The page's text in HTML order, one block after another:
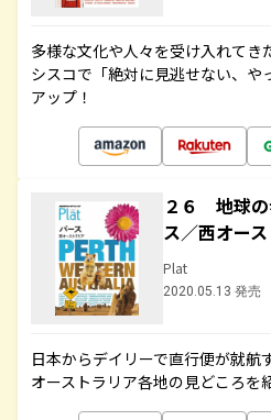
多様な文化や人々を受け入れてき
シスコで「絶対に見逃せない、や
アップ！
２６ 地球
ス／西オー
Plat
2020.05.13 発売
日本からデイリーで直行便が就航
オーストラリア各地の見どころを